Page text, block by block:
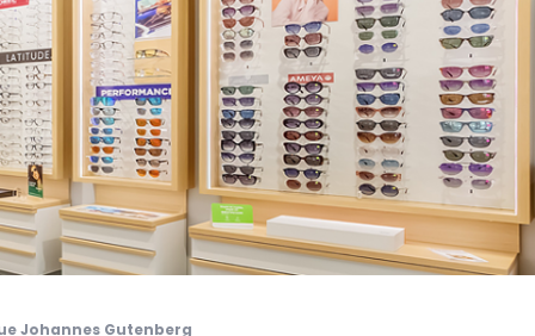
Johannes Gutenberg